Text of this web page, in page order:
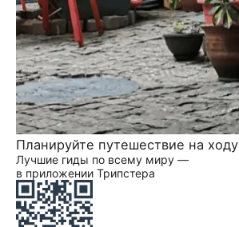
Планируйте путешествие на ходу
Лучшие гиды по всему миру —
в приложении Трипстера